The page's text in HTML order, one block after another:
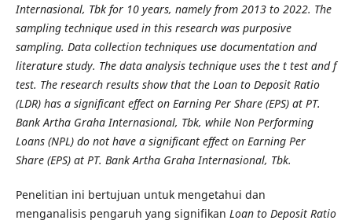
Internasional, Tbk for 10 years, namely from 2013 to 2022. The
sampling technique used in this research was purposive
sampling. Data collection techniques use documentation and
literature study. The data analysis technique uses the t test and f
test. The research results show that the Loan to Deposit Ratio
(LDR) has a significant effect on Earning Per Share (EPS) at PT.
Bank Artha Graha Internasional, Tbk, while Non Performing
Loans (NPL) do not have a significant effect on Earning Per
Share (EPS) at PT. Bank Artha Graha Internasional, Tbk.
Penelitian ini bertujuan untuk mengetahui dan
menganalisis pengaruh yang signifikan Loan to Deposit Ratio